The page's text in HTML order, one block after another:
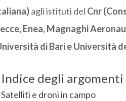
agli istituti del Cnr
Enea, Magnaghi
di Bari e Università
Indice degli argomenti
Satelliti e droni in campo